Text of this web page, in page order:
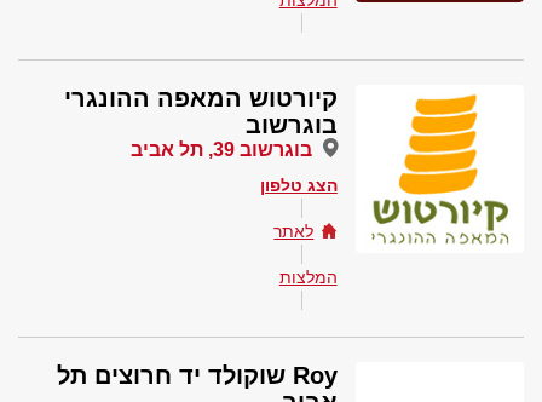
קיורטוש המאפה ההונגרי
בוגרשוב
בוגרשוב 39, תל אביב
הצג טלפון
לאתר
המלצות
Roy שוקולד יד חרוצים תל